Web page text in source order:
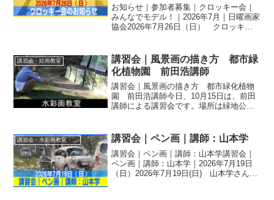
お知らせ｜参加者募集｜クロッキー会｜
みんなでモデル！｜2026年7月｜日曜画家
協会2026年7月26日（日） クロッキー
（2026．7）クロッキーとは、対象物を短
時間で簡潔に...
講習会・絵画教室
講習会｜風景画の描き方 都市緑
化植物園 前田浩講師
講習会｜風景画の描き方 都市緑化植物
園 前田浩講師今日、10月15日は、前田
講師による講習会です。場所は緑地公園
た。前田講師のスケッチとご自身作のテ
キストによる説明。 ...
講習会・水彩画教室・絵画教室 講習会｜ペン画｜講師：山本学
講習会｜ペン画｜講師：山本学講習会｜
ペン画｜講師：山本学｜2026年7月19日
（日）2026年7月19日(日) 山本学さんが